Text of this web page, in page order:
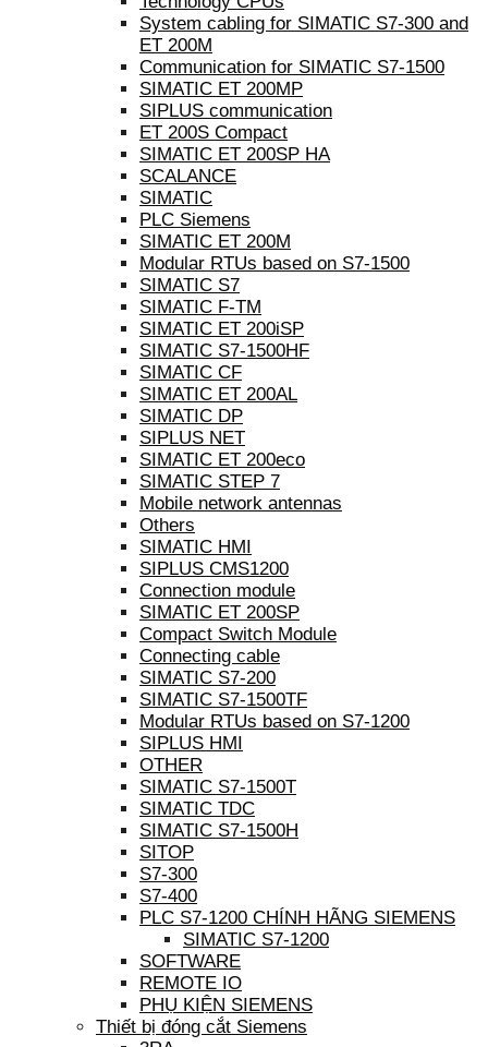
System cabling for SIMATIC S7-300 and
ET 200M
Communication for SIMATIC S7-1500
SIMATIC ET 200MP
SIPLUS communication
ET 200S Compact
SIMATIC ET 200SP HA
SCALANCE
SIMATIC
PLC Siemens
SIMATIC ET 200M
Modular RTUs based on S7-1500
SIMATIC S7
SIMATIC F-TM
SIMATIC ET 200iSP
SIMATIC S7-1500HF
SIMATIC CF
SIMATIC ET 200AL
SIMATIC DP
SIPLUS NET
SIMATIC ET 200eco
SIMATIC STEP 7
Mobile network antennas
Others
SIMATIC HMI
SIPLUS CMS1200
Connection module
SIMATIC ET 200SP
Compact Switch Module
Connecting cable
SIMATIC S7-200
SIMATIC S7-1500TF
Modular RTUs based on S7-1200
SIPLUS HMI
OTHER
SIMATIC S7-1500T
SIMATIC TDC
SIMATIC S7-1500H
SITOP
S7-300
S7-400
PLC S7-1200 CHÍNH HÃNG SIEMENS
SIMATIC S7-1200
SOFTWARE
REMOTE IO
PHỤ KIỆN SIEMENS
Thiết bị đóng cắt Siemens